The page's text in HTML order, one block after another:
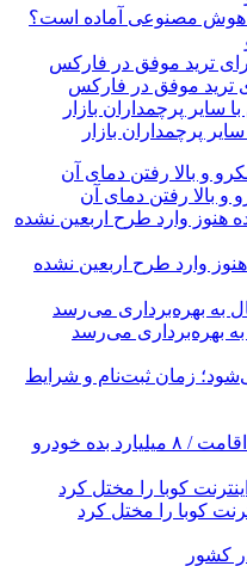
هوش مصنوعی آماده است؟
بالا رفتن دمای آن
هنوز وارد طرح اربعین نشده
به بهره‌برداری می‌رسد
زمان ثبت‌نام و شرایط
کاسبی خارج‌نشین‌ها با سهمیه اقامت / ۸ میلیارد بده خودرو
کوبا را مختل کرد